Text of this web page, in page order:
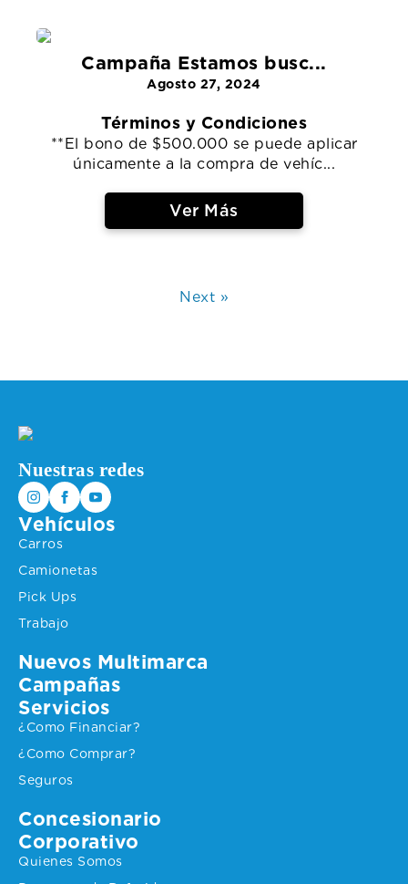
Campaña Estamos busc...
Agosto 27, 2024
Términos y Condiciones
**El bono de $500.000 se puede aplicar
únicamente a la compra de vehíc...
Ver Más
Next »
Nuestras redes
Vehículos
Carros
Camionetas
Pick Ups
Trabajo
Nuevos Multimarca
Campañas
Servicios
¿Como Financiar?
¿Como Comprar?
Seguros
Concesionario
Corporativo
Quienes Somos